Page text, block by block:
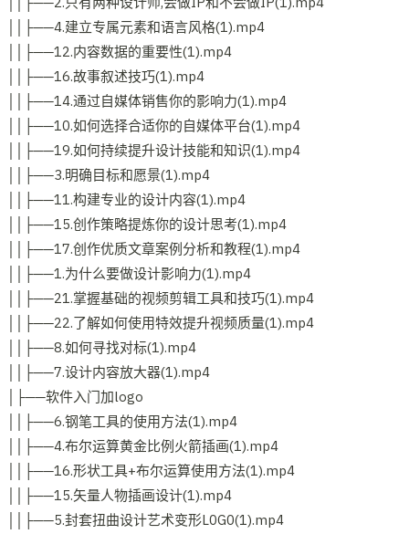
││├──4.建立专属元素和语言风格(1).mp4
││├──12.内容数据的重要性(1).mp4
││├──16.故事叙述技巧(1).mp4
││├──14.通过自媒体销售你的影响力(1).mp4
││├──10.如何选择合适你的自媒体平台(1).mp4
││├──19.如何持续提升设计技能和知识(1).mp4
││├──3.明确目标和愿景(1).mp4
││├──11.构建专业的设计内容(1).mp4
││├──15.创作策略提炼你的设计思考(1).mp4
││├──17.创作优质文章案例分析和教程(1).mp4
││├──1.为什么要做设计影响力(1).mp4
││├──21.掌握基础的视频剪辑工具和技巧(1).mp4
││├──22.了解如何使用特效提升视频质量(1).mp4
││├──8.如何寻找对标(1).mp4
││├──7.设计内容放大器(1).mp4
│├──软件入门加logo
││├──6.钢笔工具的使用方法(1).mp4
││├──4.布尔运算黄金比例火箭插画(1).mp4
││├──16.形状工具+布尔运算使用方法(1).mp4
││├──15.矢量人物插画设计(1).mp4
││├──5.封套扭曲设计艺术变形L0G0(1).mp4